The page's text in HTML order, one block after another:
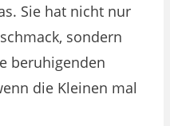
Sie hat nicht nur
sondern
beruhigenden
die Kleinen mal